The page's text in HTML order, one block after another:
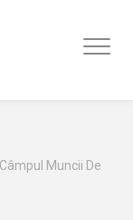
Muncii De